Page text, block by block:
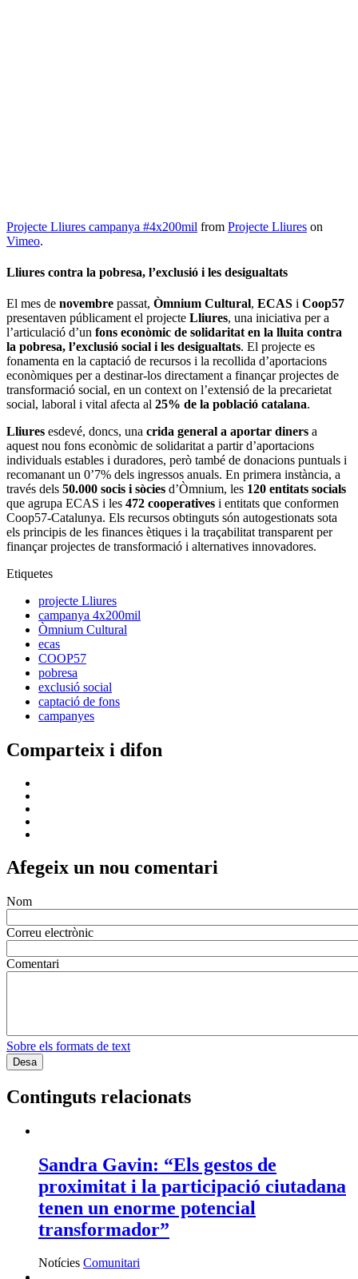
Projecte Lliures campanya #4x200mil from Projecte Lliures on
Vimeo.
Lliures contra la pobresa, l’exclusió i les desigualtats
El mes de novembre passat, Òmnium Cultural, ECAS i Coop57
presentaven públicament el projecte Lliures, una iniciativa per a
l’articulació d’un fons econòmic de solidaritat en la lluita contra
la pobresa, l’exclusió social i les desigualtats. El projecte es
fonamenta en la captació de recursos i la recollida d’aportacions
econòmiques per a destinar-los directament a finançar projectes de
transformació social, en un context on l’extensió de la precarietat
social, laboral i vital afecta al 25% de la població catalana.
Lliures esdevé, doncs, una crida general a aportar diners a
aquest nou fons econòmic de solidaritat a partir d’aportacions
individuals estables i duradores, però també de donacions puntuals i
recomanant un 0’7% dels ingressos anuals. En primera instància, a
través dels 50.000 socis i sòcies d’Òmnium, les 120 entitats socials
que agrupa ECAS i les 472 cooperatives i entitats que conformen
Coop57-Catalunya. Els recursos obtinguts són autogestionats sota
els principis de les finances ètiques i la traçabilitat transparent per
finançar projectes de transformació i alternatives innovadores.
Etiquetes
projecte Lliures
campanya 4x200mil
Òmnium Cultural
ecas
COOP57
pobresa
exclusió social
captació de fons
campanyes
Comparteix i difon
Afegeix un nou comentari
Nom
Correu electrònic
Comentari
Sobre els formats de text
Continguts relacionats
Sandra Gavin: “Els gestos de
proximitat i la participació ciutadana
tenen un enorme potencial
transformador”
Notícies Comunitari